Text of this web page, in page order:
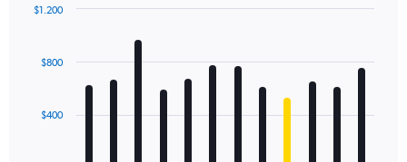
with
The$400
$800
$1.200